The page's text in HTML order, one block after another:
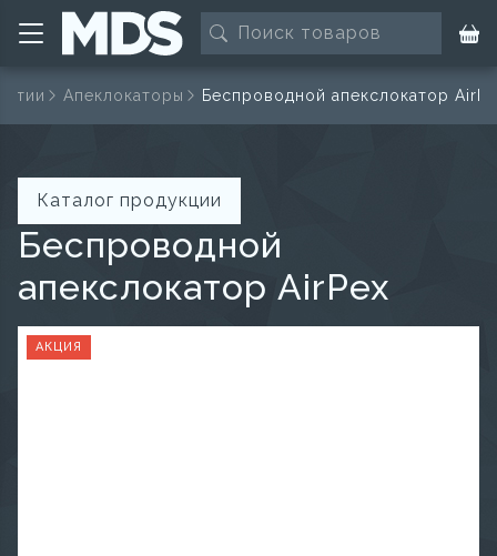
Апеклокаторы Беспроводной апекслокатор
Каталог продукции
Беспроводной
апекслокатор AirPex
АКЦИЯ